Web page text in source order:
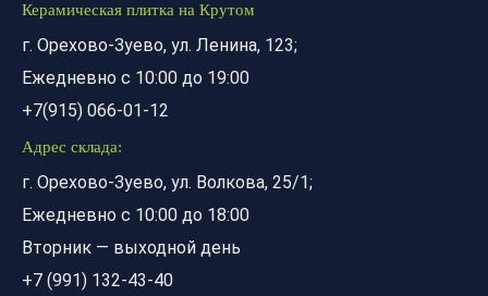
Керамическая плитка на Крутом
г. Орехово-Зуево, ул. Ленина, 123;
Ежедневно с 10:00 до 19:00
+7(915) 066-01-12
Адрес склада:
г. Орехово-Зуево, ул. Волкова, 25/1;
Ежедневно с 10:00 до 18:00
Вторник — выходной день
+7 (991) 132-43-40